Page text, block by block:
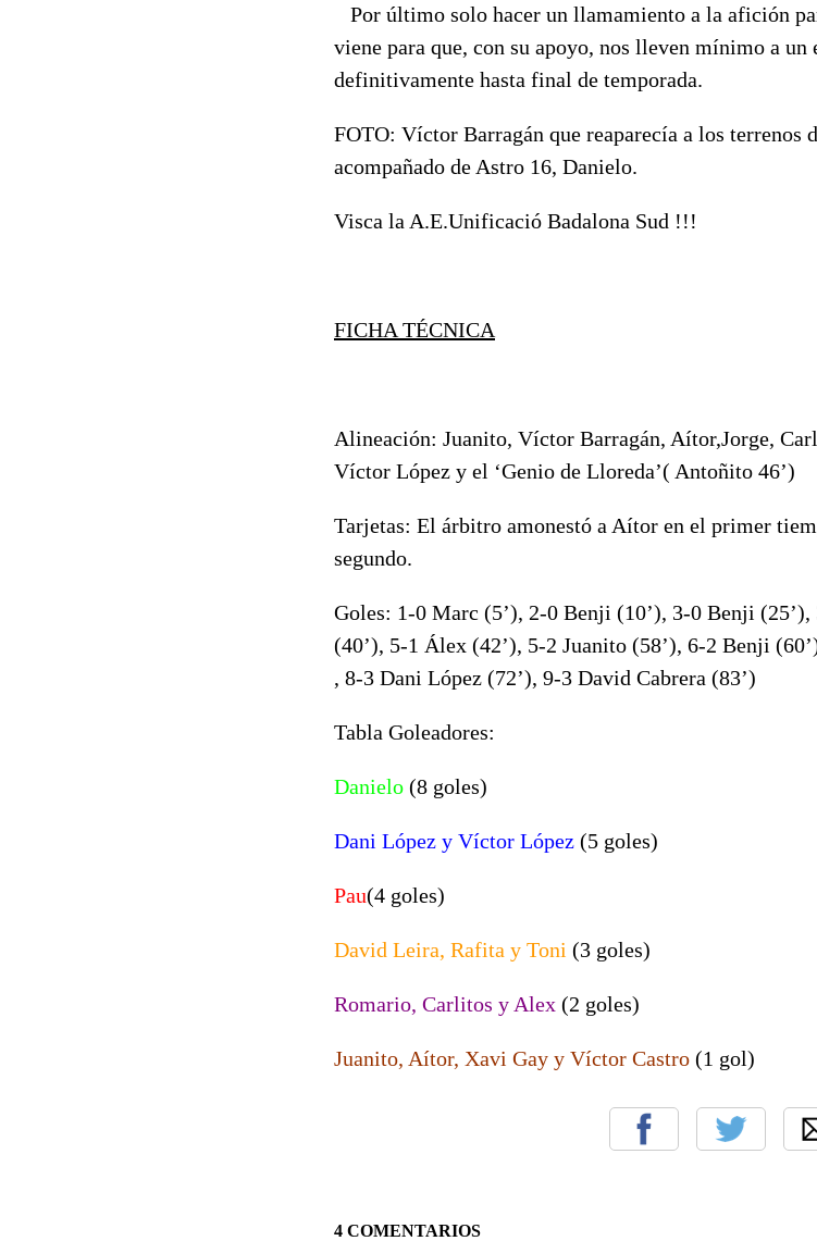
Por último solo hacer un llamamiento a la afición
viene para que, con su apoyo, nos lleven mínimo a
definitivamente hasta final de temporada.
FOTO: Víctor Barragán que reaparecía a los terrenos
acompañado de Astro 16, Danielo.
Visca la A.E.Unificació Badalona Sud !!!
FICHA TÉCNICA
Alineación: Juanito, Víctor Barragán, Aítor,Jorge,
Víctor López y el ‘Genio de Lloreda’( Antoñito 46’)
Tarjetas: El árbitro amonestó a Aítor en el primer
segundo.
Goles: 1-0 Marc (5’), 2-0 Benji (10’), 3-0 Benji
(40’), 5-1 Álex (42’), 5-2 Juanito (58’), 6-2 Benji
, 8-3 Dani López (72’), 9-3 David Cabrera (83’)
Tabla Goleadores:
Danielo (8 goles)
Dani López y Víctor López (5 goles)
Pau(4 goles)
David Leira, Rafita y Toni (3 goles)
Romario, Carlitos y Alex (2 goles)
Juanito, Aítor, Xavi Gay y Víctor Castro (1 gol)
4 COMENTARIOS